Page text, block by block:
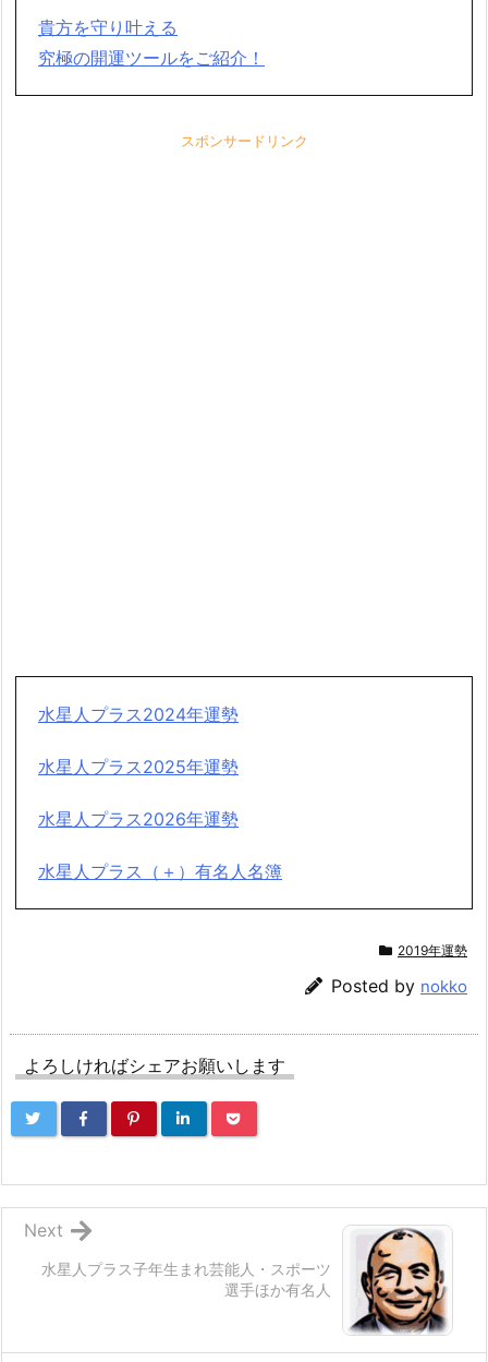
貴方を守り叶える
究極の開運ツールをご紹介！
スポンサードリンク
水星人プラス2024年運勢
水星人プラス2025年運勢
水星人プラス2026年運勢
水星人プラス（＋）有名人名簿
2019年運勢
Posted by nokko
よろしければシェアお願いします
水星人プラス子年生まれ芸能人・スポーツ
選手ほか有名人
Next